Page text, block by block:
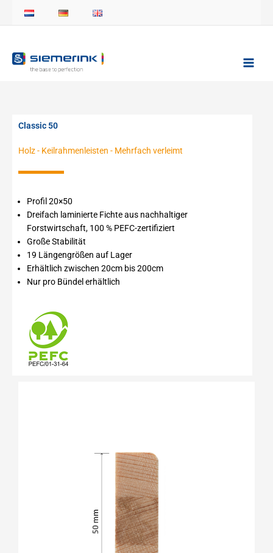
Classic 50
Holz- Keilrahmenleisten - Mehrfach verleimt
Profil 20×50
Dreifach laminierte Fichte aus nachhaltiger
Forstwirtschaft, 100 % PEFC-zertifiziert
Große Stabilität
19 Längengrößen auf Lager
Erhältlich zwischen 20cm bis 200cm
Nur pro Bündel erhältlich